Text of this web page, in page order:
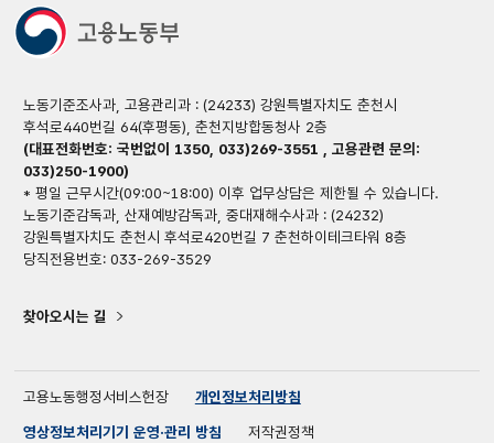
노동기준조사과, 고용관리과 : (24233) 강원특별자치도 춘천시
후석로440번길 64(후평동), 춘천지방합동청사 2층
(대표전화번호: 국번없이 1350, 033)269-3551 , 고용관련 문의:
033)250-1900)
* 평일 근무시간(09:00~18:00) 이후 업무상담은 제한될 수 있습니다.
노동기준감독과, 산재예방감독과, 중대재해수사과 : (24232)
강원특별자치도 춘천시 후석로420번길 7 춘천하이테크타워 8층
당직전용번호: 033-269-3529
찾아오시는 길
고용노동행정서비스헌장
개인정보처리방침
영상정보처리기기 운영·관리 방침
저작권정책